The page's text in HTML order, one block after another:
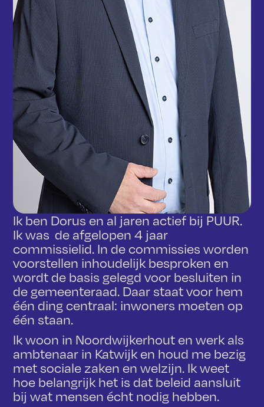
Ik ben Dorus en al jaren actief bij PUUR.
Ik was de afgelopen 4 jaar
commissielid. In de commissies worden
voorstellen inhoudelijk besproken en
wordt de basis gelegd voor besluiten in
de gemeenteraad. Daar staat voor hem
één ding centraal: inwoners moeten op
één staan.
Ik woon in Noordwijkerhout en werk als
ambtenaar in Katwijk en houd me bezig
met sociale zaken en welzijn. Ik weet
hoe belangrijk het is dat beleid aansluit
bij wat mensen écht nodig hebben.